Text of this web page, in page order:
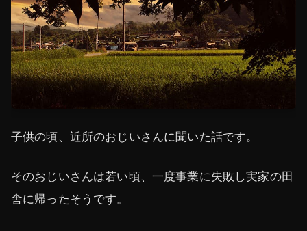
子供の頃、近所のおじいさんに聞いた話です。
そのおじいさんは若い頃、一度事業に失敗し実家の田
舎に帰ったそうです。